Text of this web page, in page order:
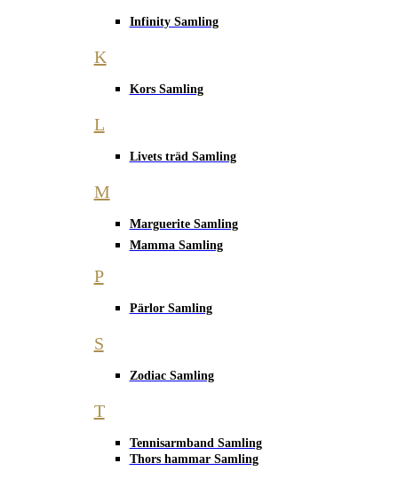
Infinity Samling
K
Kors Samling
L
Livets träd Samling
M
Marguerite Samling
Mamma Samling
P
Pärlor Samling
S
Zodiac Samling
T
Tennisarmband Samling
Thors hammar Samling